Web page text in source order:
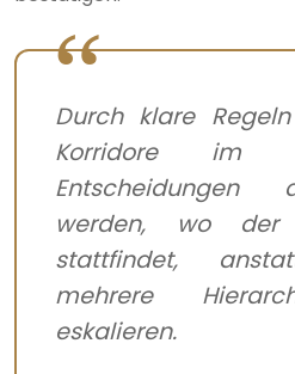
Durch klare
Korridore im
Entscheidungen
werden, wo der
stattfindet,
mehrere
eskalieren.